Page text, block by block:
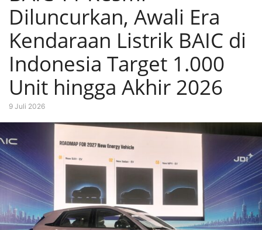
Diluncurkan, Awali Era
Kendaraan Listrik BAIC di
Indonesia Target 1.000
Unit hingga Akhir 2026
9 Juli 2026